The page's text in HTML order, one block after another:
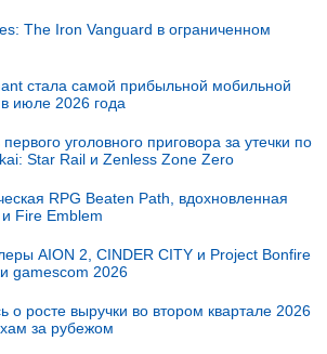
The Iron Vanguard в ограниченном
стала самой прибыльной мобильной
июле 2026 года
уголовного приговора за утечки по
Star Rail и Zenless Zone Zero
RPG Beaten Path, вдохновленная
Fire Emblem
AION 2, CINDER CITY и Project Bonfire
gamescom 2026
о росте выручки во втором квартале 2026
за рубежом